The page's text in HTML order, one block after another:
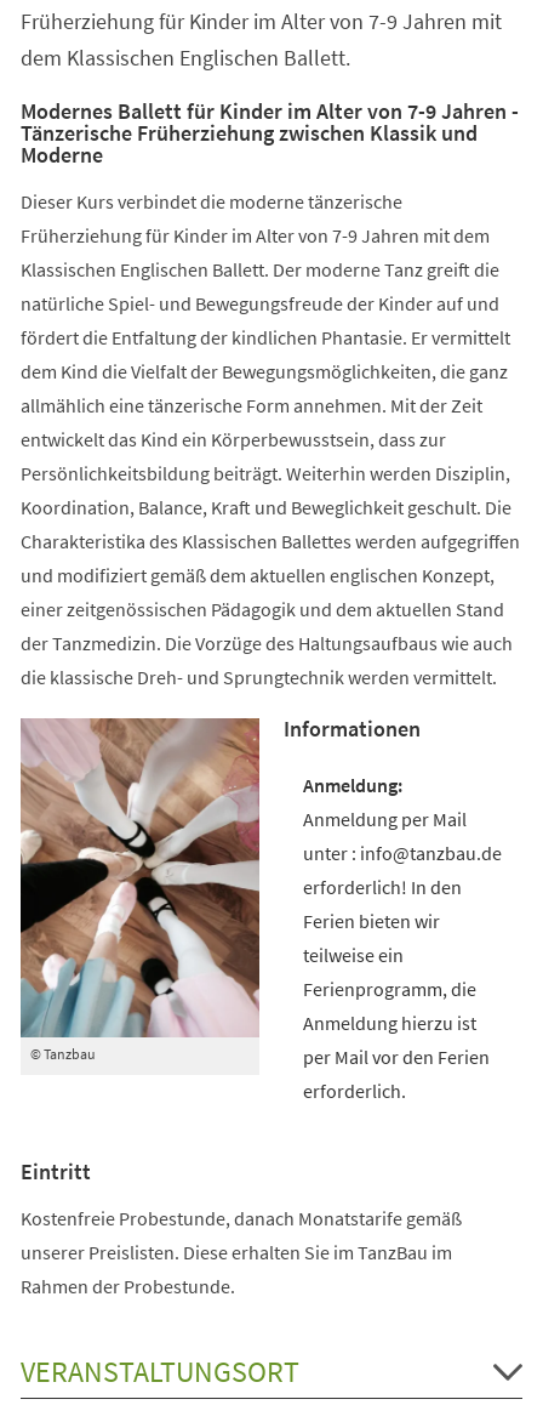
Früherziehung für Kinder im Alter von 7-9 Jahren mit
dem Klassischen Englischen Ballett.
Modernes Ballett für Kinder im Alter von 7-9 Jahren -
Tänzerische Früherziehung zwischen Klassik und
Moderne
Dieser Kurs verbindet die moderne tänzerische
Früherziehung für Kinder im Alter von 7-9 Jahren mit dem
Klassischen Englischen Ballett. Der moderne Tanz greift die
natürliche Spiel- und Bewegungsfreude der Kinder auf und
fördert die Entfaltung der kindlichen Phantasie. Er vermittelt
dem Kind die Vielfalt der Bewegungsmöglichkeiten, die ganz
allmählich eine tänzerische Form annehmen. Mit der Zeit
entwickelt das Kind ein Körperbewusstsein, dass zur
Persönlichkeitsbildung beiträgt. Weiterhin werden Disziplin,
Koordination, Balance, Kraft und Beweglichkeit geschult. Die
Charakteristika des Klassischen Ballettes werden aufgegriffen
und modifiziert gemäß dem aktuellen englischen Konzept,
einer zeitgenössischen Pädagogik und dem aktuellen Stand
der Tanzmedizin. Die Vorzüge des Haltungsaufbaus wie auch
die klassische Dreh- und Sprungtechnik werden vermittelt.
© Tanzbau
Informationen
Anmeldung per Mail
unter : info@tanzbau.de
erforderlich! In den
Ferien bieten wir
teilweise ein
Ferienprogramm, die
Anmeldung hierzu ist
per Mail vor den Ferien
erforderlich.
Eintritt
Kostenfreie Probestunde, danach Monatstarife gemäß
unserer Preislisten. Diese erhalten Sie im TanzBau im
Rahmen der Probestunde.
VERANSTALTUNGSORT